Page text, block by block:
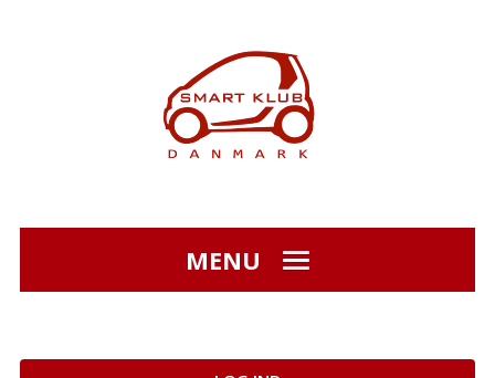
MENU